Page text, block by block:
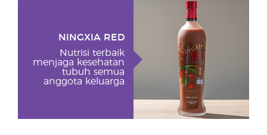
NINGXIA RED
Nutrisi terbaik
menjaga kesehatan
tubuh semua
anggota keluarga